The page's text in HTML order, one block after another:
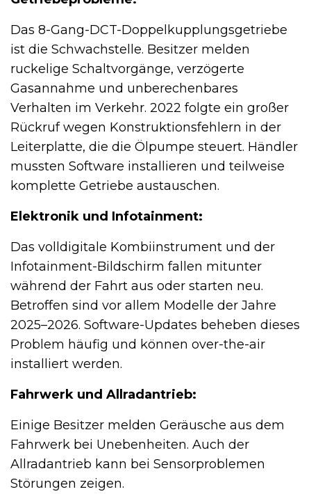
Das 8-Gang-DCT-Doppelkupplungsgetriebe
ist die Schwachstelle. Besitzer melden
ruckelige Schaltvorgänge, verzögerte
Gasannahme und unberechenbares
Verhalten im Verkehr. 2022 folgte ein großer
Rückruf wegen Konstruktionsfehlern in der
Leiterplatte, die die Ölpumpe steuert. Händler
mussten Software installieren und teilweise
komplette Getriebe austauschen.
Elektronik und Infotainment:
Das volldigitale Kombiinstrument und der
Infotainment-Bildschirm fallen mitunter
während der Fahrt aus oder starten neu.
Betroffen sind vor allem Modelle der Jahre
2025–2026. Software-Updates beheben dieses
Problem häufig und können over-the-air
installiert werden.
Fahrwerk und Allradantrieb:
Einige Besitzer melden Geräusche aus dem
Fahrwerk bei Unebenheiten. Auch der
Allradantrieb kann bei Sensorproblemen
Störungen zeigen.